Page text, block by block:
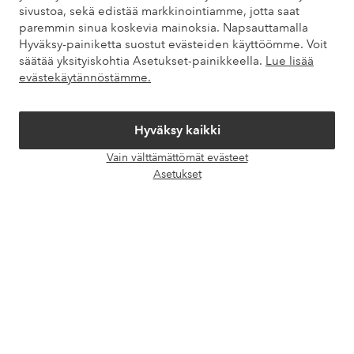
sivustoa, sekä edistää markkinointiamme, jotta saat
paremmin sinua koskevia mainoksia. Napsauttamalla
Hyväksy-painiketta suostut evästeiden käyttöömme. Voit
säätää yksityiskohtia Asetukset-painikkeella. Lue lisää
evästekäytännöstämme.
Hyväksy kaikki
Vain välttämättömät evästeet
Asetukset
Asiakaspalvelu Tilaukset Maksutavat
Omat sivut
Tietoa Elloksesta